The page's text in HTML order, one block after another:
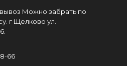
Можно забрать по
г Щелково ул.
66